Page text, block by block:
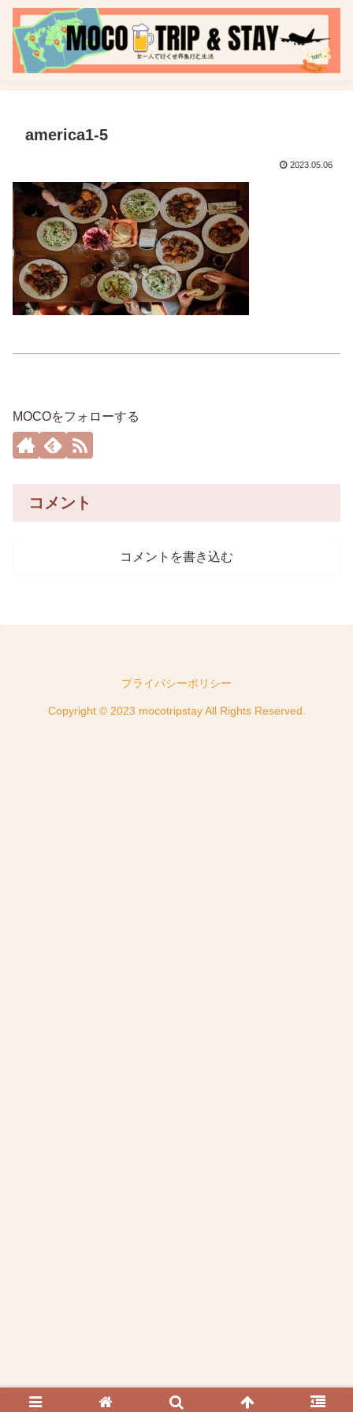
america1-5
2023.05.06
MOCOをフォローする
コメント
コメントを書き込む
プライバシーポリシー
Copyright © 2023 mocotripstay All Rights Reserved.